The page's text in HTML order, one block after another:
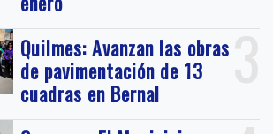
3
Quilmes: Avanzan las obras
de pavimentación de 13
cuadras en Bernal